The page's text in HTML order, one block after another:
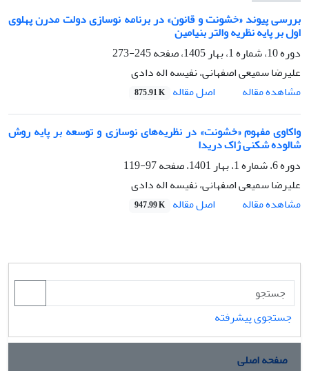
بررسی پیوند «خشونت و قانون» در برنامه نوسازی دولت مدرن پهلوی
اول بر پایه نظریه والتر بنیامین
دوره 10، شماره 1، بهار 1405، صفحه
245-273
علیرضا سمیعی اصفهانی، نفیسه اله دادی
مشاهده مقاله
اصل مقاله 875.91 K
واکاوی مفهوم «خشونت» در نظریه‌های نوسازی و توسعه بر پایه روش
شالوده شکنی ژاک دریدا
دوره 6، شماره 1، بهار 1401، صفحه
97-119
علیرضا سمیعی اصفهانی، نفیسه اله دادی
مشاهده مقاله
اصل مقاله 947.99 K
جستجوی پیشرفته
صفحه اصلی